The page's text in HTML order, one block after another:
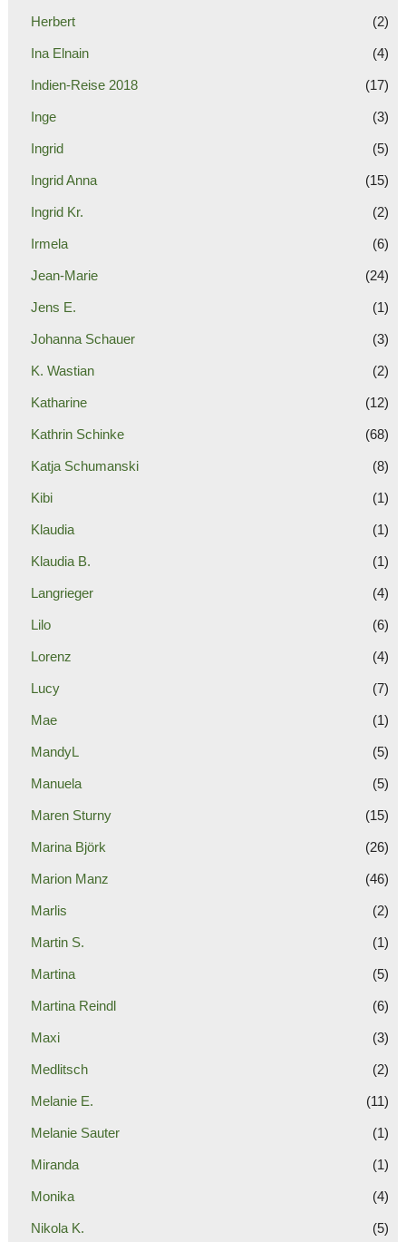
Herbert (2)
Ina Elnain (4)
Indien-Reise 2018 (17)
Inge (3)
Ingrid (5)
Ingrid Anna (15)
Ingrid Kr. (2)
Irmela (6)
Jean-Marie (24)
Jens E. (1)
Johanna Schauer (3)
K. Wastian (2)
Katharine (12)
Kathrin Schinke (68)
Katja Schumanski (8)
Kibi (1)
Klaudia (1)
Klaudia B. (1)
Langrieger (4)
Lilo (6)
Lorenz (4)
Lucy (7)
Mae (1)
MandyL (5)
Manuela (5)
Maren Sturny (15)
Marina Björk (26)
Marion Manz (46)
Marlis (2)
Martin S. (1)
Martina (5)
Martina Reindl (6)
Maxi (3)
Medlitsch (2)
Melanie E. (11)
Melanie Sauter (1)
Miranda (1)
Monika (4)
Nikola K. (5)